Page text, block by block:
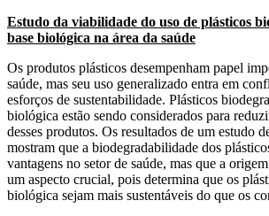
Estudo da viabilidade do uso de plásticos
base biológica na área da saúde
Os produtos plásticos desempenham papel
saúde, mas seu uso generalizado entra em
esforços de sustentabilidade. Plásticos
biológica estão sendo considerados para
desses produtos. Os resultados de um estudo
mostram que a biodegradabilidade dos
vantagens no setor de saúde, mas que a
um aspecto crucial, pois determina que os
biológica sejam mais sustentáveis do que os